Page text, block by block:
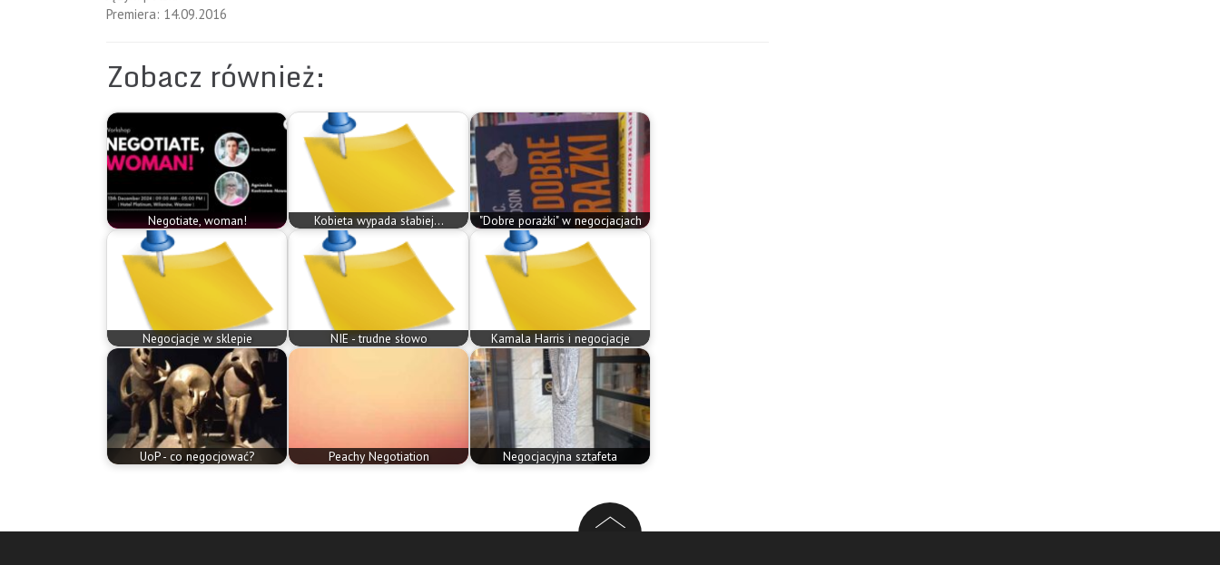
Premiera: 14.09.2016
Zobacz również:
Negotiate, woman! Kobieta wypada słabiej... "Dobre porażki" w negocjacjach
Negocjacje w sklepie NIE - trudne słowo Kamala Harris i negocjacje
UoP - co negocjować? Peachy Negotiation Negocjacyjna sztafeta